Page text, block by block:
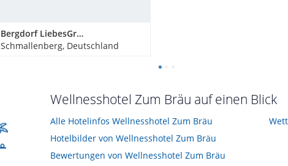
Bergdorf LiebesGrün
Schmallenberg, Deutschland
Wellnesshotel Zum Bräu auf einen Blick
Alle Hotelinfos Wellnesshotel Zum Bräu
Hotelbilder von Wellnesshotel Zum Bräu
Bewertungen von Wellnesshotel Zum Bräu